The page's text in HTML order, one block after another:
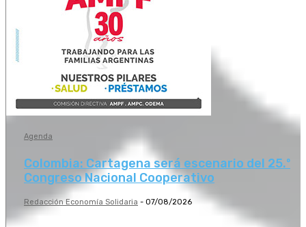
Agenda
Colombia: Cartagena será escenario del 25.º
Congreso Nacional Cooperativo
Redacción Economía Solidaria - 07/08/2026